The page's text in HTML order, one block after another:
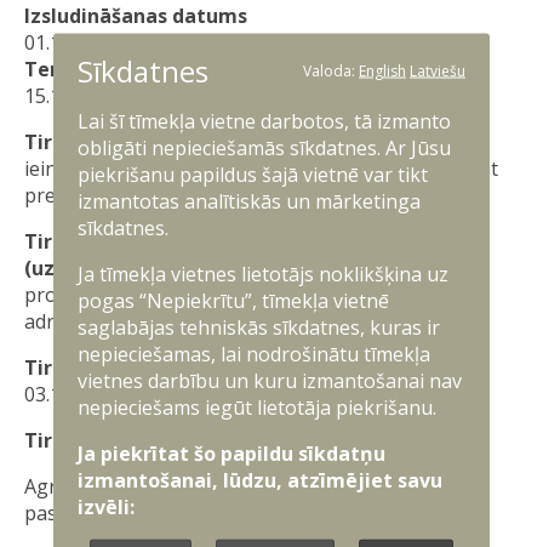
Izsludināšanas datums
01.12.2025
Termiņa beigu datums
15.12.2025
Tirgus izpētes mērķis:Zemessardzes štābs ir
ieinteresēts pirms iepirkuma organizēšanas apzināt
preču piedāvājumu tirgū un cenas.
Tirgus izpētes informācijas iesniedzējam
(uzņēmējam):Par piedalīšanos tirgus izpētes
procesā lūdzam sūtīt pieteikumu uz e-pasta
adresi:agris.sprancmanis@mil.lv
Tirgus izpētes iesniegšanas termiņš:līdz
03.12.2025. plkst. 15:00
Tirgus izpētes kontaktpersona:
Agris Sprancmanis (tālr.: 67335942, e-
pasts:agris.sprancmanis@mil.lv
Sīkdatnes Valoda: English Latviešu
Lai šī tīmekļa vietne darbotos, tā izmanto
obligāti nepieciešamās sīkdatnes. Ar Jūsu
piekrišanu papildus šajā vietnē var tikt
izmantotas analītiskās un mārketinga
sīkdatnes.
Ja tīmekļa vietnes lietotājs noklikšķina uz
pogas “Nepiekrītu”, tīmekļa vietnē
saglabājas tehniskās sīkdatnes, kuras ir
nepieciešamas, lai nodrošinātu tīmekļa
vietnes darbību un kuru izmantošanai nav
nepieciešams iegūt lietotāja piekrišanu.
Ja piekrītat šo papildu sīkdatņu
izmantošanai, lūdzu, atzīmējiet savu
izvēli: